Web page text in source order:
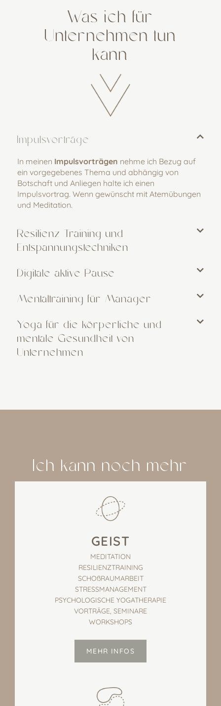
Was ich für
Unternehmen tun
kann
Impulsvorträge
In meinen Impulsvorträgen nehme ich Bezug auf
ein vorgegebenes Thema und abhängig von
Botschaft und Anliegen halte ich einen
Impulsvortrag. Wenn gewünscht mit Atemübungen
und Meditation.
Resilienz-Training und
Entspannungstechniken
Digitale aktive Pause
Mentaltraining für Manager
Yoga für die körperliche und
mentale Gesundheit von
Unternehmen
Ich kann noch mehr
GEIST
MEDITATION
RESILIENZTRAINING
SCHOßRAUMARBEIT
STRESSMANAGEMENT
PSYCHOLOGISCHE YOGATHERAPIE
VORTRÄGE, SEMINARE
WORKSHOPS
MEHR INFOS